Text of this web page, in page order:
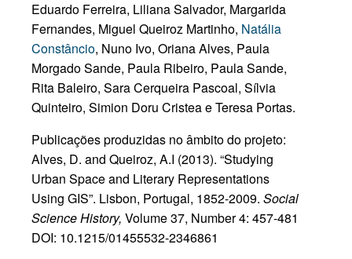
Eduardo Ferreira, Liliana Salvador, Margarida
Fernandes, Miguel Queiroz Martinho, Natália
Constâncio, Nuno Ivo, Oriana Alves, Paula
Morgado Sande, Paula Ribeiro, Paula Sande,
Rita Baleiro, Sara Cerqueira Pascoal, Sílvia
Quinteiro, Simion Doru Cristea e Teresa Portas.
Publicações produzidas no âmbito do projeto:
Alves, D. and Queiroz, A.I (2013). “Studying
Urban Space and Literary Representations
Using GIS”. Lisbon, Portugal, 1852-2009.Social
Science History, Volume 37, Number 4: 457-481
DOI: 10.1215/01455532-2346861